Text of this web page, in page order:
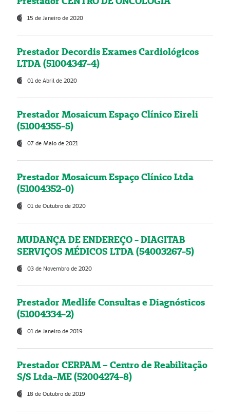
15 de Janeiro de 2020
Prestador Decordis Exames Cardiológicos
LTDA (51004347-4)
01 de Abril de 2020
Prestador Mosaicum Espaço Clínico Eireli
(51004355-5)
07 de Maio de 2021
Prestador Mosaicum Espaço Clínico Ltda
(51004352-0)
01 de Outubro de 2020
MUDANÇA DE ENDEREÇO - DIAGITAB
SERVIÇOS MÉDICOS LTDA (54003267-5)
03 de Novembro de 2020
Prestador Medlife Consultas e Diagnósticos
(51004334-2)
01 de Janeiro de 2019
Prestador CERPAM – Centro de Reabilitação
S/S Ltda-ME (52004274-8)
18 de Outubro de 2019